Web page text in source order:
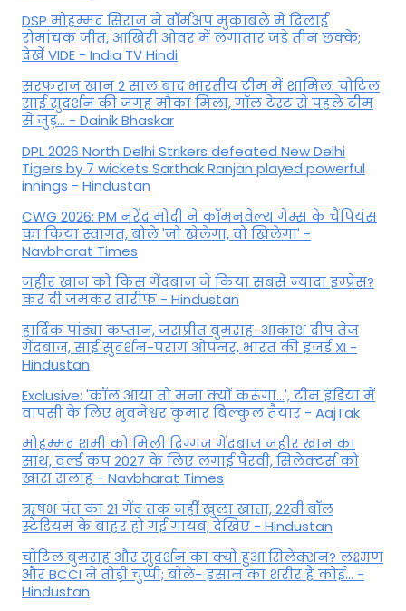
DSP मोहम्मद सिराज ने वॉर्मअप मुकाबले में दिलाई
रोमांचक जीत, आखिरी ओवर में लगातार जड़े तीन छक्के;
देखें VIDE - India TV Hindi
सरफराज खान 2 साल बाद भारतीय टीम में शामिल: चोटिल
साई सुदर्शन की जगह मौका मिला, गॉल टेस्ट से पहले टीम
से जुड़... - Dainik Bhaskar
DPL 2026 North Delhi Strikers defeated New Delhi
Tigers by 7 wickets Sarthak Ranjan played powerful
innings - Hindustan
CWG 2026: PM नरेंद्र मोदी ने कॉमनवेल्थ गेम्स के चैंपियंस
का किया स्वागत, बोले 'जो खेलेगा, वो खिलेगा' -
Navbharat Times
जहीर खान को किस गेंदबाज ने किया सबसे ज्यादा इम्प्रेस?
कर दी जमकर तारीफ - Hindustan
हार्दिक पांड्या कप्तान, जसप्रीत बुमराह-आकाश दीप तेज
गेंदबाज, साई सुदर्शन-पराग ओपनर, भारत की इंजर्ड XI -
Hindustan
Exclusive: 'कॉल आया तो मना क्यों करूंगा...', टीम इंडिया में
वापसी के लिए भुवनेश्वर कुमार बिल्कुल तैयार - AajTak
मोहम्मद शमी को मिली दिग्गज गेंदबाज जहीर खान का
साथ, वर्ल्ड कप 2027 के लिए लगाई पैरवी, सिलेक्टर्स को
खास सलाह - Navbharat Times
ऋषभ पंत का 21 गेंद तक नहीं खुला खाता, 22वीं बॉल
स्टेडियम के बाहर हो गई गायब; देखिए - Hindustan
चोटिल बुमराह और सुदर्शन का क्यों हुआ सिलेक्शन? लक्ष्मण
और BCCI ने तोड़ी चुप्पी; बोले- इंसान का शरीर है कोई… -
Hindustan